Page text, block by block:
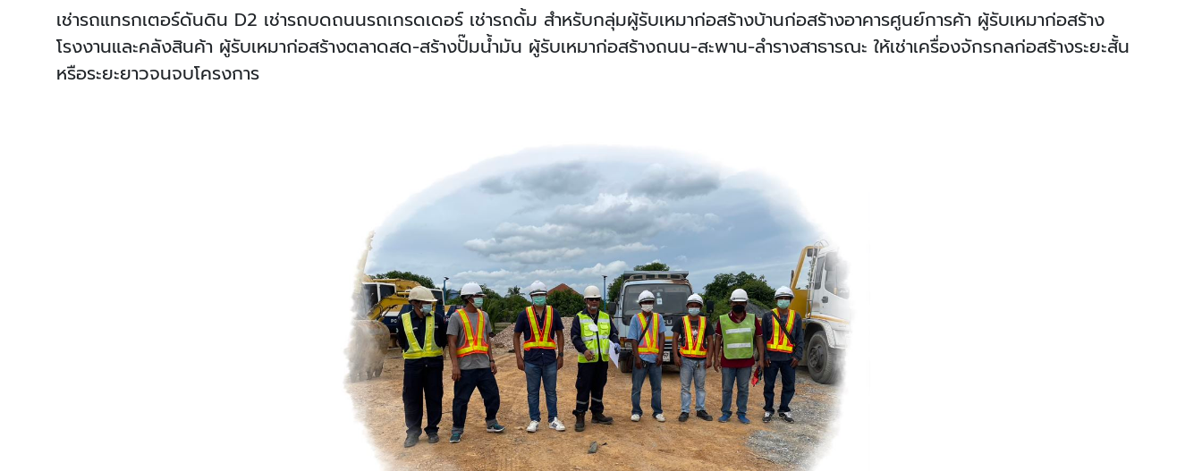
เช่ารถแทรกเตอร์ดันดิน D2 เช่ารถบดถนนรถเกรดเดอร์ เช่ารถดั้ม สำหรับกลุ่มผู้รับเหมาก่อสร้างบ้านก่อสร้างอาคารศูนย์การค้า ผู้รับเหมาก่อสร้าง
โรงงานและคลังสินค้า ผู้รับเหมาก่อสร้างตลาดสด-สร้างปั๊มน้ำมัน ผู้รับเหมาก่อสร้างถนน-สะพาน-ลำรางสาธารณะ ให้เช่าเครื่องจักรกลก่อสร้างระยะสั้น
หรือระยะยาวจนจบโครงการ